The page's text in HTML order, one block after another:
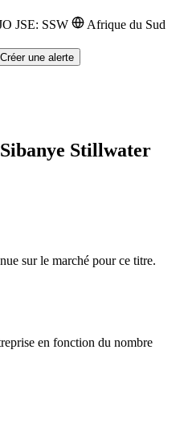
JSE: SSW
Afrique du Sud
Créer une alerte
Stillwater
sur le marché pour ce titre.
en fonction du nombre